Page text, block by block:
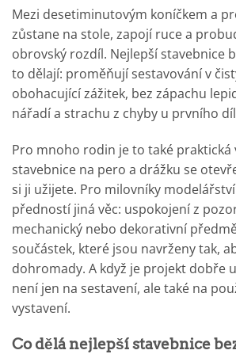
Mezi desetiminutovým koníčkem a
zůstane na stole, zapojí ruce a
obrovský rozdíl. Nejlepší stavebnice
to dělají: proměňují sestavování v
obohacující zážitek, bez zápachu
nářadí a strachu z chyby u prvního
Pro mnoho rodin je to také praktická
stavebnice na pero a drážku se
si ji užijete. Pro milovníky
předností jiná věc: uspokojení z
mechanický nebo dekorativní
součástek, které jsou navrženy tak,
dohromady. A když je projekt dobře
není jen na sestavení, ale také na
vystavení.
Co dělá nejlepší stavebnice